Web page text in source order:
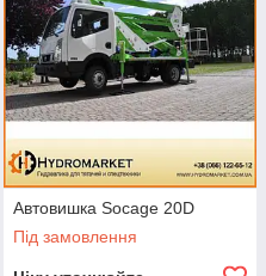
Автовишка Socage 20D
Під замовлення